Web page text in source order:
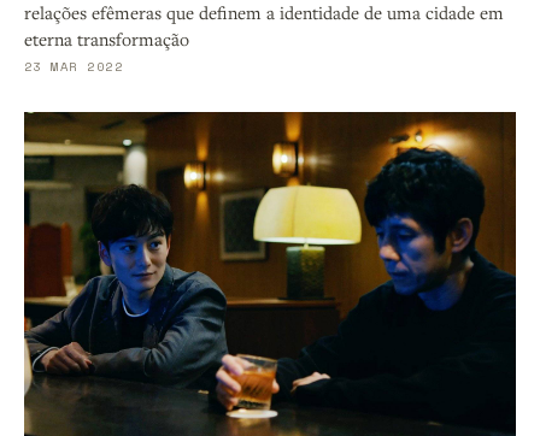
relações efêmeras que definem a identidade de uma cidade em
eterna transformação
23 MAR 2022